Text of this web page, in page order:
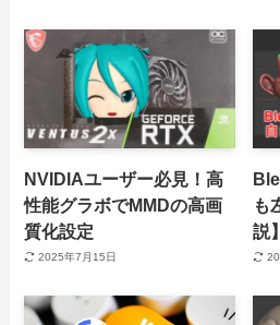
NVIDIAユーザー必見！高
性能グラボでMMDの高画
質化設定
2025年7月15日
も
説】